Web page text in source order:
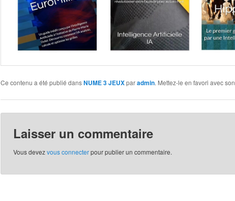
Ce contenu a été publié dansNUME 3 JEUXparadmin. Mettez-le en favori avec son
Laisser un commentaire
Vous devezvous connecterpour publier un commentaire.